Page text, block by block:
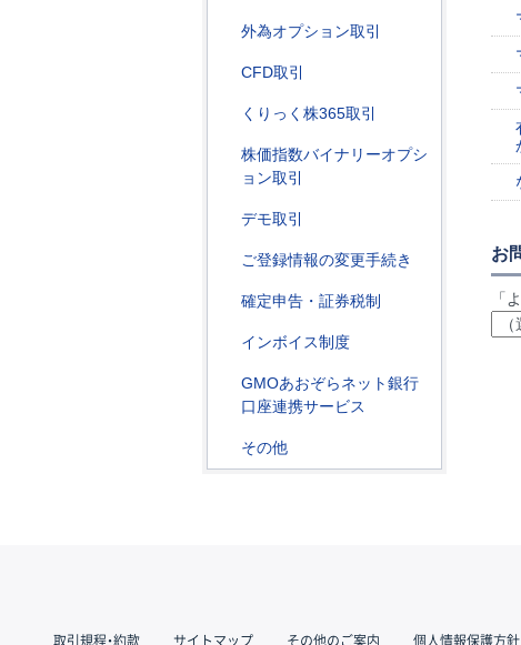
外為オプション取引
CFD取引
くりっく株365取引
株価指数バイナリーオプシ
ョン取引
デモ取引
ご登録情報の変更手続き
確定申告・証券税制
インボイス制度
GMOあおぞらネット銀行
口座連携サービス
その他
お
「
取引規程・約款 サイトマップ その他のご案内 個人情報保護方針